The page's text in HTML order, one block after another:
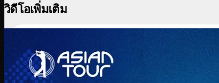
วิดีโอเพิ่มเติม